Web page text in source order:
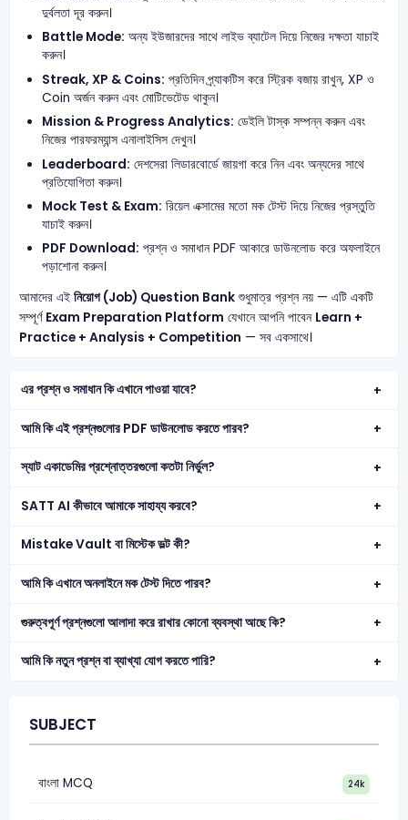
দুর্বলতা দূর করুন।
Battle Mode: অন্য ইউজারদের সাথে লাইভ ব্যাটেল দিয়ে নিজের দক্ষতা যাচাই
করুন।
Streak, XP & Coins: প্রতিদিন প্র্যাকটিস করে স্ট্রিক বজায় রাখুন, XP ও
Coin অর্জন করুন এবং মোটিভেটেড থাকুন।
Mission & Progress Analytics: ডেইলি টাস্ক সম্পন্ন করুন এবং
নিজের পারফরম্যান্স এনালাইসিস দেখুন।
Leaderboard: দেশসেরা লিডারবোর্ডে জায়গা করে নিন এবং অন্যদের সাথে
প্রতিযোগিতা করুন।
Mock Test & Exam: রিয়েল এক্সামের মতো মক টেস্ট দিয়ে নিজের প্রস্তুতি
যাচাই করুন।
PDF Download: প্রশ্ন ও সমাধান PDF আকারে ডাউনলোড করে অফলাইনে
পড়াশোনা করুন।
আমাদের এই নিয়োগ (Job) Question Bankশুধুমাত্র প্রশ্ন নয় — এটি একটি
সম্পূর্ণ Exam Preparation Platform যেখানে আপনি পাবেন Learn +
Practice + Analysis + Competition — সব একসাথে।
এর প্রশ্ন ও সমাধান কি এখানে পাওয়া যাবে?
আমি কি এই প্রশ্নগুলোর PDF ডাউনলোড করতে পারব?
স্যাট একাডেমির প্রশ্নোত্তরগুলো কতটা নির্ভুল?
SATT AI কীভাবে আমাকে সাহায্য করবে?
Mistake Vault বা মিস্টেক ভল্ট কী?
আমি কি এখানে অনলাইনে মক টেস্ট দিতে পারব?
গুরুত্বপূর্ণ প্রশ্নগুলো আলাদা করে রাখার কোনো ব্যবস্থা আছে কি?
আমি কি নতুন প্রশ্ন বা ব্যাখ্যা যোগ করতে পারি?
SUBJECT
বাংলা MCQ 24k